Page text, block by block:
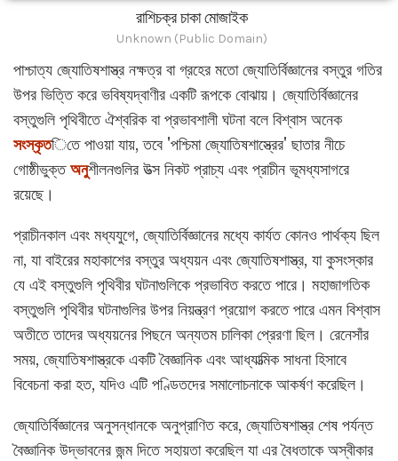
রাশিচক্র চাকা মোজাইক
Unknown (Public Domain)
পাশ্চাত্য জ্যোতিষশাস্ত্র নক্ষত্র বা গ্রহের মতো জ্যোতির্বিজ্ঞানের বস্তুর গতির
উপর ভিত্তি করে ভবিষ্যদ্বাণীর একটি রূপকে বোঝায়। জ্যোতির্বিজ্ঞানের
বস্তুগুলি পৃথিবীতে ঐশ্বরিক বা প্রভাবশালী ঘটনা বলে বিশ্বাস অনেক
সংস্কৃতিতে পাওয়া যায়, তবে 'পশ্চিমা জ্যোতিষশাস্ত্রের' ছাতার নীচে
গোষ্ঠীভুক্তঅনুশীলনগুলির উত্স নিকট প্রাচ্য এবং প্রাচীন ভূমধ্যসাগরে
রয়েছে।
প্রাচীনকাল এবং মধ্যযুগে, জ্যোতির্বিজ্ঞানের মধ্যে কার্যত কোনও পার্থক্য ছিল
না, যা বাইরের মহাকাশের বস্তুর অধ্যয়ন এবং জ্যোতিষশাস্ত্র, যা কুসংস্কার
যে এই বস্তুগুলি পৃথিবীর ঘটনাগুলিকে প্রভাবিত করতে পারে। মহাজাগতিক
বস্তুগুলি পৃথিবীর ঘটনাগুলির উপর নিয়ন্ত্রণ প্রয়োগ করতে পারে এমন বিশ্বাস
অতীতে তাদের অধ্যয়নের পিছনে অন্যতম চালিকা প্রেরণা ছিল। রেনেসাঁর
সময়, জ্যোতিষশাস্ত্রকে একটি বৈজ্ঞানিক এবং আধ্যাত্মিক সাধনা হিসাবে
বিবেচনা করা হত, যদিও এটি পণ্ডিতদের সমালোচনাকে আকর্ষণ করেছিল।
জ্যোতির্বিজ্ঞানের অনুসন্ধানকে অনুপ্রাণিত করে, জ্যোতিষশাস্ত্র শেষ পর্যন্ত
বৈজ্ঞানিক উদ্ভাবনের জন্ম দিতে সহায়তা করেছিল যা এর বৈধতাকে অস্বীকার